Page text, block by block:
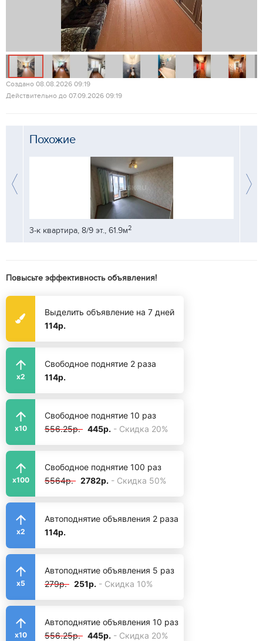
Создано 08.08.2026 09:19
Действительно до 07.09.2026 09:19
Похожие
3-к квартира, 8/9 эт., 61.9м2
Повысьте эффективность объявления!
Выделить объявление на 7 дней
114р.
x2
Свободное поднятие 2 раза
114р.
x10
Свободное поднятие 10 раз
556.25р. 445р. - Скидка 20%
x100
Свободное поднятие 100 раз
5564р. 2782р. - Скидка 50%
x2
Автоподнятие объявления 2 раза
114р.
x5
Автоподнятие объявления 5 раз
279р. 251р. - Скидка 10%
x10
Автоподнятие объявления 10 раз
556.25р. 445р. - Скидка 20%